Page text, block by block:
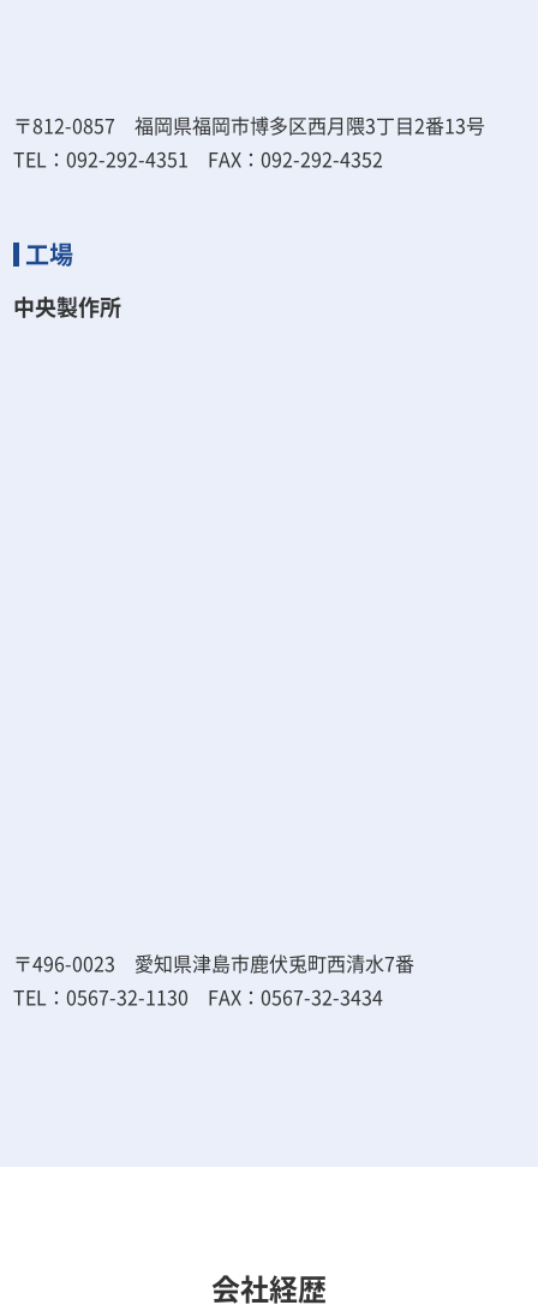
〒812-0857 福岡県福岡市博多区西月隈3丁目2番13号
TEL：092-292-4351 FAX：092-292-4352
工場
中央製作所
〒496-0023 愛知県津島市鹿伏兎町西清水7番
TEL：0567-32-1130 FAX：0567-32-3434
会社経歴